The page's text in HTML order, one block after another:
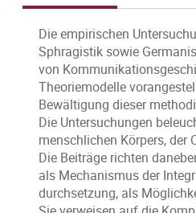
Die empirischen
Sphragistik sowie
von
Theoriemodelle
Bewältigung dieser
Die Untersuchungen
menschlichen Körpers, der
Die Beiträge richten
als Mechanismus der
durchsetzung, als